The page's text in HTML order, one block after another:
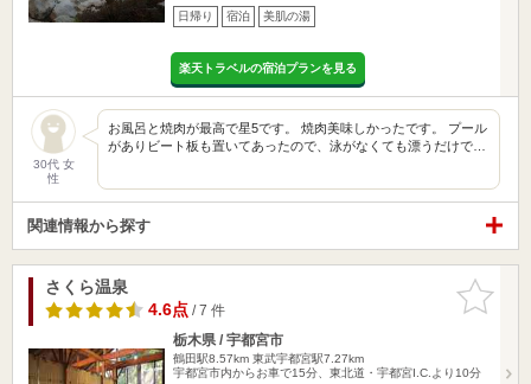
日帰り 宿泊 美肌の湯
楽天トラベルの宿泊プランを見る
30代 女
性
お風呂と焼肉が最高で星5です。 焼肉美味しかったです。 プール
がありビート板も置いてあったので、泳がなくても漂うだけで…
関連情報から探す
お気に入
りに追加
さくら温泉
4.6点/ 7 件
栃木県 / 宇都宮市
鶴田駅8.57km 東武宇都宮駅7.27km
宇都宮市内からお車で15分、東北道・宇都宮I.C.より10分